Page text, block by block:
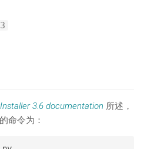
3.6 documentation 所述，
命令为：